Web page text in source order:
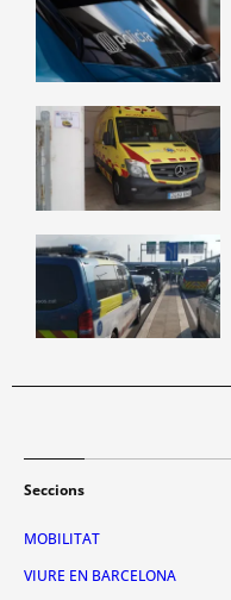
Seccions
MOBILITAT
VIURE EN BARCELONA